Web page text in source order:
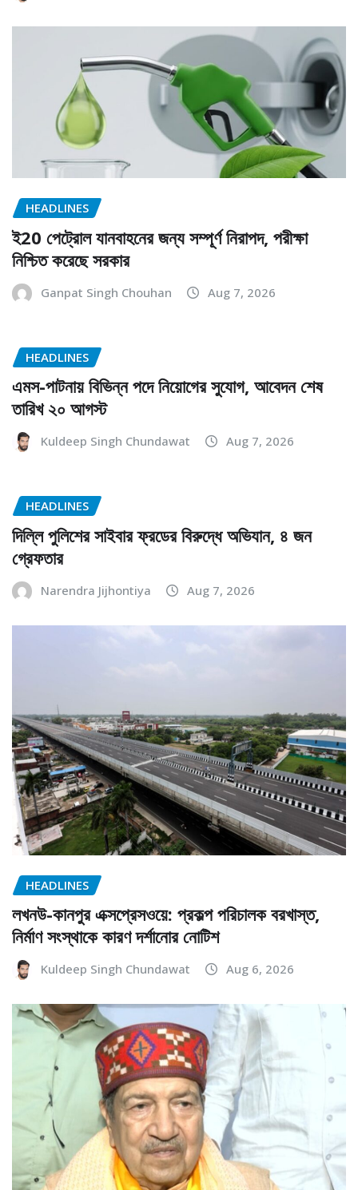
HEADLINES
ই20 পেট্রোল যানবাহনের জন্য সম্পূর্ণ নিরাপদ, পরীক্ষা
নিশ্চিত করেছে সরকার
Ganpat Singh Chouhan Aug 7, 2026
HEADLINES
এমস-পাটনায় বিভিন্ন পদে নিয়োগের সুযোগ, আবেদন শেষ
তারিখ ২০ আগস্ট
Kuldeep Singh Chundawat Aug 7, 2026
HEADLINES
দিল্লি পুলিশের সাইবার ফ্রডের বিরুদ্ধে অভিযান, ৪ জন
গ্রেফতার
Narendra Jijhontiya Aug 7, 2026
HEADLINES
লখনউ-কানপুর এক্সপ্রেসওয়ে: প্রকল্প পরিচালক বরখাস্ত,
নির্মাণ সংস্থাকে কারণ দর্শানোর নোটিশ
Kuldeep Singh Chundawat Aug 6, 2026